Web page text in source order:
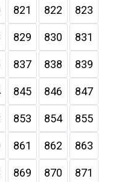
821 822 823
829 830 831
837 838 839
845 846 847
853 854 855
861 862 863
869 870 871